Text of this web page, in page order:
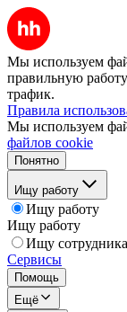
Мы используем
правильную
трафик.
Правила
Мы используем
файлов cookie
Понятно
Ищу работу
Ищу работу
Ищу работу
Ищу сотрудника
Сервисы
Помощь
Ещё